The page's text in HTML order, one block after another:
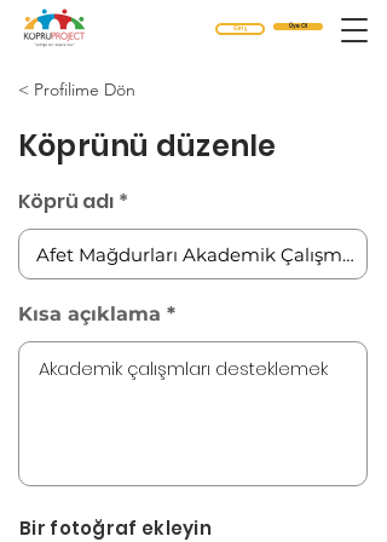
Üye Ol
Giriş
< Profilime Dön
Köprünü düzenle
Köprü adı
Kısa açıklama
Bir fotoğraf ekleyin